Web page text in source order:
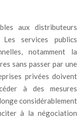
aux distributeurs
services publics
notamment la
sans passer par une
privées doivent
à des mesures
considérablement
à la négociation